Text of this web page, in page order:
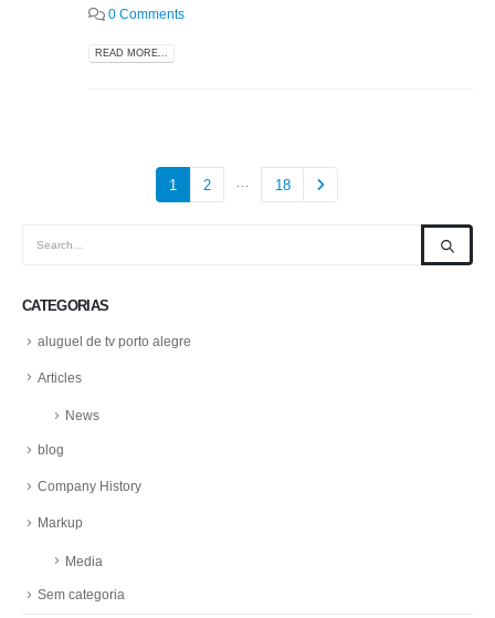
0 Comments
READ MORE...
1 2 18
CATEGORIAS
aluguel de tv porto alegre
Articles
News
blog
Company History
Markup
Media
Sem categoria